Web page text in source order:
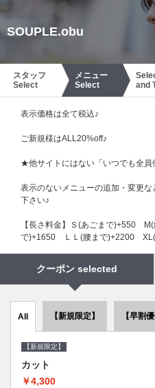
SOUPLE.obu
スタッフ
Select
メニュー
Select
and
表示価格は全て税込♪
ご新規様はALL20%off♪
★他サイトにはない「いつでも全
表示のないメニューの追加・変更
下さい♪
【長さ料金】Ｓ(あごまで)+550
で)+1650 ＬＬ(腰まで)+2200 XL(
クーポン selected
All 【新規限定】 【早割優
【新規限定】
カット
￥4,300